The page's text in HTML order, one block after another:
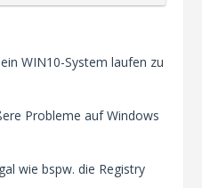
WIN10-System laufen zu
Probleme auf Windows
wie bspw. die Registry